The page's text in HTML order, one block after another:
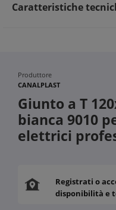
Caratteristiche
Produttore
CANALPLAST
Giunto a T
bianca 9010
elettrici
Registrati o
disponibilità e